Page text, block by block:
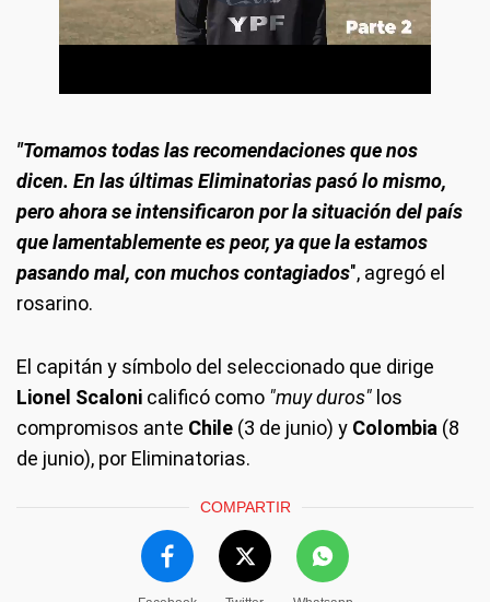
"Tomamos todas las recomendaciones que nos
dicen. En las últimas Eliminatorias pasó lo mismo,
pero ahora se intensificaron por la situación del país
que lamentablemente es peor, ya que la estamos
pasando mal, con muchos contagiados", agregó el
rosarino.
El capitán y símbolo del seleccionado que dirige
Lionel Scaloni calificó como "muy duros" los
compromisos ante Chile (3 de junio) y Colombia (8
de junio), por Eliminatorias.
COMPARTIR